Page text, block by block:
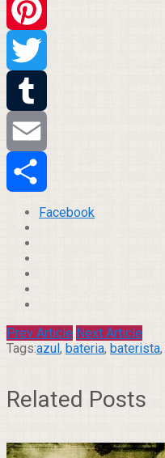
WhatsApp
Pinterest
Twitter
Tumblr
Email
Compartilhar
Facebook
Prev Article Next Article
Tags:azul, bateria, baterista,
Related Posts